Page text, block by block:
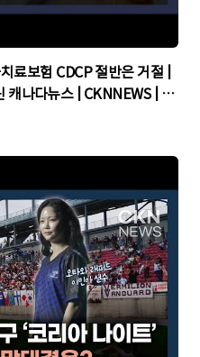
료보험 CDCP 절반은 거절 |
나다뉴스 | CKNNEWS | 캐